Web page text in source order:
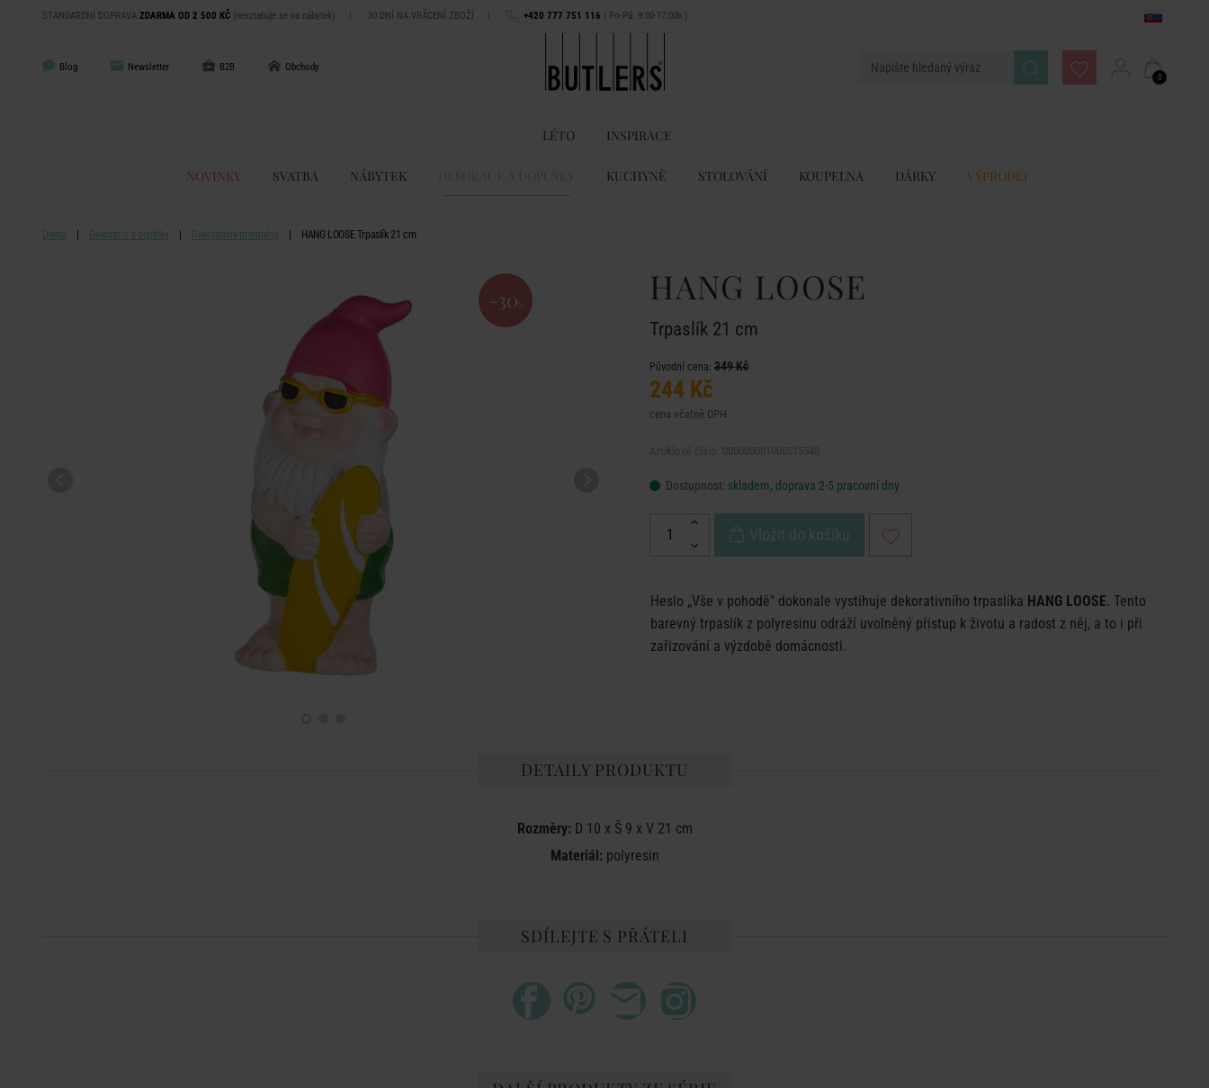
STANDARDNÍ DOPRAVA ZDARMA OD 2 500 KČ (nevztahuje se na nábytek) | 30 DNÍ NA VRÁCENÍ ZBOŽÍ | +420 777 751 116 ( Po-Pá: 9:00-17:00h )
Blog Newsletter B2B Obchody
0
LÉTO INSPIRACE
NOVINKY SVATBA NÁBYTEK DEKORACE A DOPLŇKY KUCHYNĚ STOLOVÁNÍ KOUPELNA DÁRKY VÝPRODEJ
Domů Dekorace a doplňky Dekorativní předměty HANG LOOSE Trpaslík 21 cm
-30 % HANG LOOSE
Trpaslík 21 cm
Původní cena: 349 Kč
244 Kč
cena včetně DPH
Dostupnost: skladem, doprava 2-5 pracovní dny
Vložit do košíku
Heslo „Vše v pohodě" dokonale vystihuje dekorativního trpaslíka HANG LOOSE. Tento
barevný trpaslík z polyresinu odráží uvolněný přístup k životu a radost z něj, a to i při
zařizování a výzdobě domácnosti.
DETAILY PRODUKTU
Rozměry:D 10 x Š 9 x V 21 cm
Materiál:polyresin
SDÍLEJTE S PŘÁTELI